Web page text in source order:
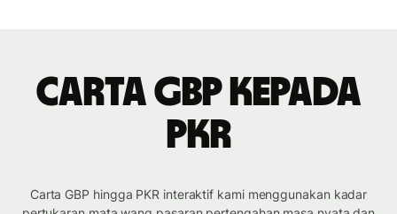
Carta GBP kepada
PKR
Carta GBP hingga PKR interaktif kami menggunakan kadar